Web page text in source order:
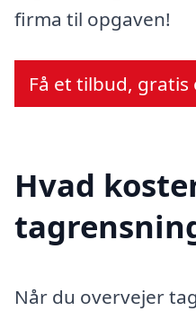
firma til opgaven!
Få et tilbud,
Hvad
Når du overvejer